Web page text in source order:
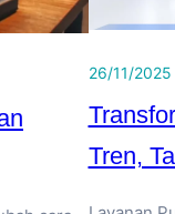
26/11/2025
Tren,